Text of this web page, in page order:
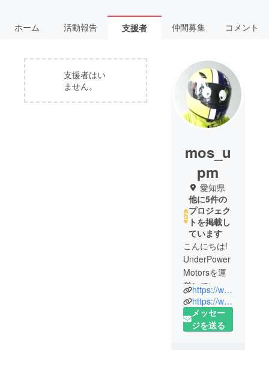
ホーム 活動報告 支援者 仲間募集 コメント
支援者はい
ません。
mos_u
pm
愛知県
他に5件の
プロジェク
トを掲載し
ています
こんにちは!
UnderPower
Motorsを運
営していま
すMOSで
す。
https://www.underpowermotors.com/
https://www.crowdfundingweak.com/
メッセー
ジを送る